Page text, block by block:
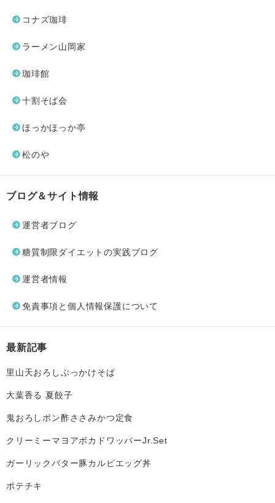
コナズ珈琲
ラーメン山岡家
珈琲館
十割そば会
ほっかほっか亭
松のや
ブログ＆サイト情報
運営者ブログ
糖質制限ダイエットの実践ブログ
運営者情報
免責事項と個人情報保護について
最新記事
里山天おろしぶっかけそば
大葉香る 夏餃子
鬼おろしポン酢ささみかつ定食
クリーミーマヨアボカドワッパーJr.Set
ガーリックバター豚カルビエッグ丼
ポテチキ